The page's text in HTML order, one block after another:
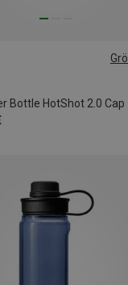
Bottle HotShot 2.0 Cap